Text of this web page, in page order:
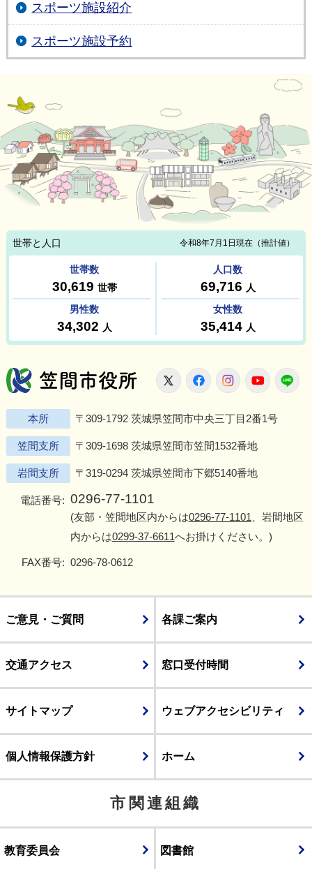
スポーツ施設紹介
スポーツ施設予約
笠間市役所
X FacebookInstagram
本所 〒309-1792 茨城県笠間市中央三丁目2番1号
笠間支所 〒309-1698 茨城県笠間市笠間1532番地
岩間支所 〒319-0294 茨城県笠間市下郷5140番地
電話番号: 0296-77-1101
(友部・笠間地区内からは0296-77-1101 、岩間地区
内からは0299-37-6611へお掛けください。)
FAX番号: 0296-78-0612
ご意見・ご質問 各課ご案内
交通アクセス 窓口受付時間
サイトマップ ウェブアクセシビリティ
個人情報保護方針 ホーム
市関連組織
教育委員会 図書館